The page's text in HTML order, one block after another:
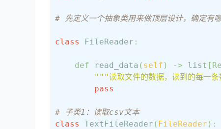
# 先定义一个抽象类用来做顶层设计，确定有
class FileReader :
def read_data ( self ) -> list
"""读取文件的数据，读到的每一
pass
# 子类1：读取csv文本
class
TextFileReader ( FileReader ):